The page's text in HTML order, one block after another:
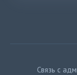
Связь с